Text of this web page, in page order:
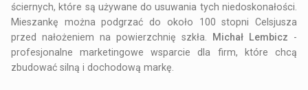
ściernych, które są używane do usuwania tych niedoskonałości.
Mieszankę można podgrzać do około 100 stopni Celsjusza
przed nałożeniem na powierzchnię szkła. Michał Lembicz -
profesjonalne marketingowe wsparcie dla firm, które chcą
zbudować silną i dochodową markę.